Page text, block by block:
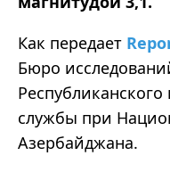
Как передает
Бюро
службы при
Азербайджана.